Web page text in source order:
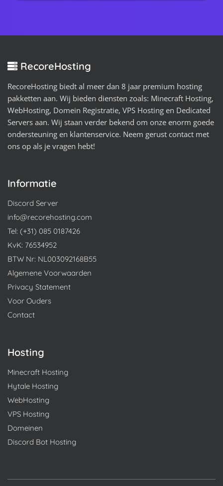
RecoreHosting
RecoreHosting biedt al meer dan 8 jaar premium hosting
pakketten aan. Wij bieden diensten zoals: Minecraft Hosting,
WebHosting, Domein Registratie, VPS Hosting en Dedicated
Servers aan. Wij staan verder bekend om onze enorm goede
ondersteuning en klantenservice. Neem gerust contact met
ons op als je vragen hebt!
Informatie
Discord Server
info@recorehosting.com
Tel: (+31) 085 0187426
KvK: 76534952
BTW Nr: NL003092168B55
Algemene Voorwaarden
Privacy Statement
Voor Ouders
Contact
Hosting
Minecraft Hosting
Hytale Hosting
WebHosting
VPS Hosting
Domeinen
Discord Bot Hosting